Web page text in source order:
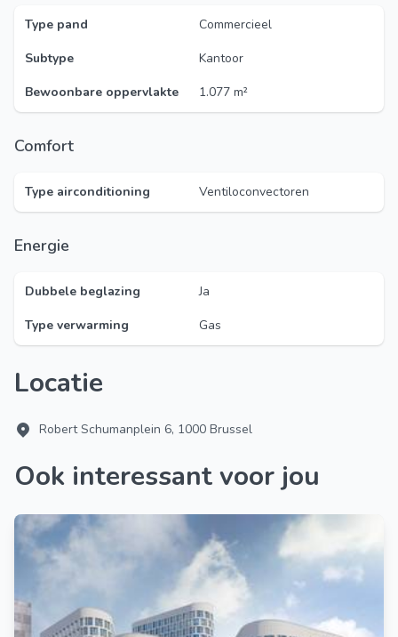
Type pand
Commercieel
Subtype
Kantoor
Bewoonbare oppervlakte
1.077 m²
Comfort
Type airconditioning Ventiloconvectoren
Energie
Dubbele beglazing
Ja
Type verwarming
Gas
Locatie
Robert Schumanplein 6, 1000 Brussel
Ook interessant voor jou